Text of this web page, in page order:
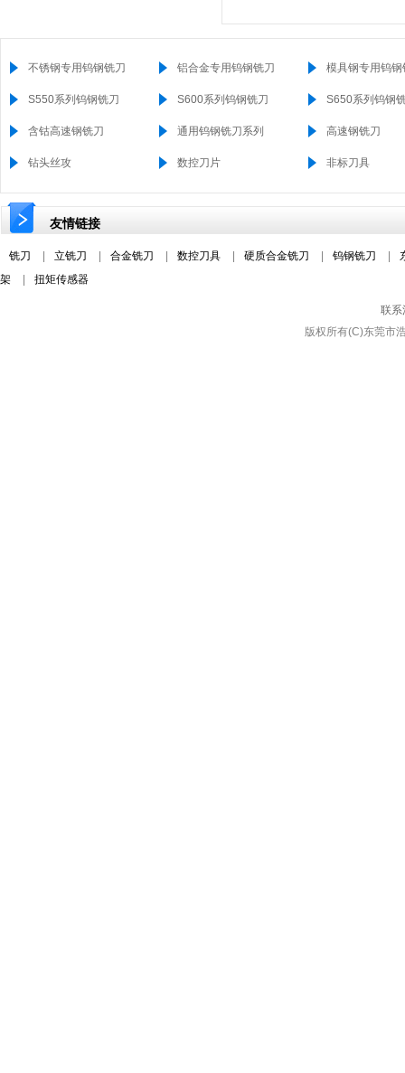
不锈钢专用钨钢铣刀 铝合金专用钨钢铣刀 模具钢专用钨钢
S550系列钨钢铣刀 S600系列钨钢铣刀 S650系列钨钢
含钴高速钢铣刀 通用钨钢铣刀系列 高速钢铣刀
钻头丝攻 数控刀片 非标刀具
友情链接
铣刀 立铣刀 合金铣刀 数控刀具 硬质合金铣刀 钨钢铣刀
架
扭矩传感器
联系
版权所有(C)东莞市